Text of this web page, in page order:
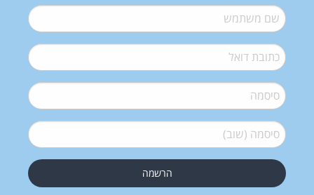
שם משתמש*
דואל*
סיסמה*
סיסמה (שוב)*